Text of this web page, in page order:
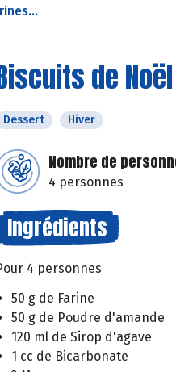
de
Dessert Hiver
Nombre de
4 personnes
Ingrédients
4 personnes
50 g de Farine
50 g de Poudre d'amande
120 ml de Sirop d'agave
1 cc de Bicarbonate